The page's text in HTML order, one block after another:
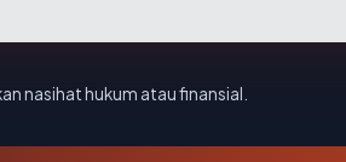
nasihat hukum atau finansial.